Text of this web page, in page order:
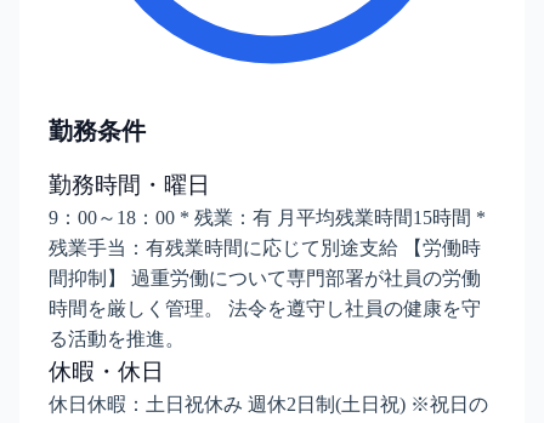
勤務条件
勤務時間・曜日
9：00～18：00 * 残業：有 月平均残業時間15時間 *
残業手当：有残業時間に応じて別途支給 【労働時
間抑制】 過重労働について専門部署が社員の労働
時間を厳しく管理。 法令を遵守し社員の健康を守
る活動を推進。
休暇・休日
休日休暇：土日祝休み 週休2日制(土日祝) ※祝日の